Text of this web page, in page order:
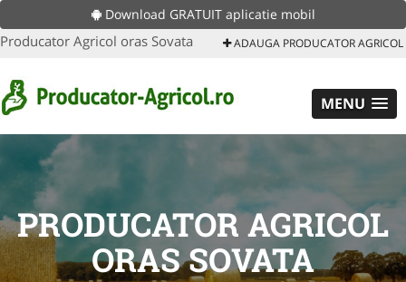
Download GRATUIT aplicatie mobil
Producator Agricol oras Sovata ADAUGA PRODUCATOR AGRICOL
MENU
PRODUCATOR AGRICOL
ORAS SOVATA